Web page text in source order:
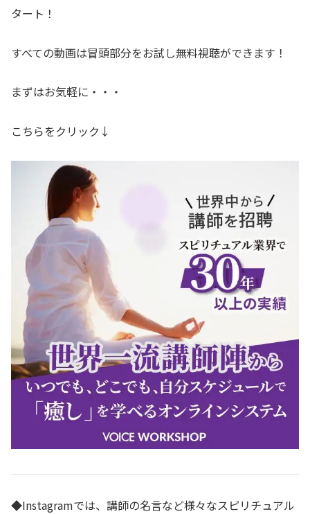
タート！
すべての動画は冒頭部分をお試し無料視聴ができます！
まずはお気軽に・・・
こちらをクリック↓
◆Instagramでは、講師の名言など様々なスピリチュアル